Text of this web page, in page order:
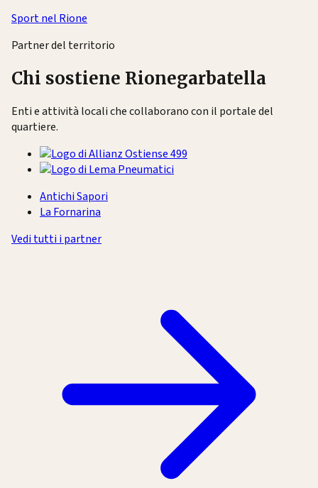
Sport nel Rione
Partner del territorio
Chi sostiene Rionegarbatella
Enti e attività locali che collaborano con il portale del
quartiere.
Antichi Sapori
La Fornarina
Vedi tutti i partner